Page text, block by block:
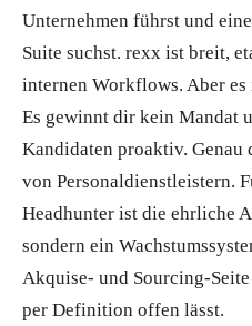
Unternehmen führst und
Suite suchst. rexx ist breit,
internen Workflows. Aber
Es gewinnt dir kein Mandat
Kandidaten proaktiv. Genau
von Personaldienstleistern.
Headhunter ist die ehrliche
sondern ein
Akquise- und Sourcing-
per Definition offen lässt.